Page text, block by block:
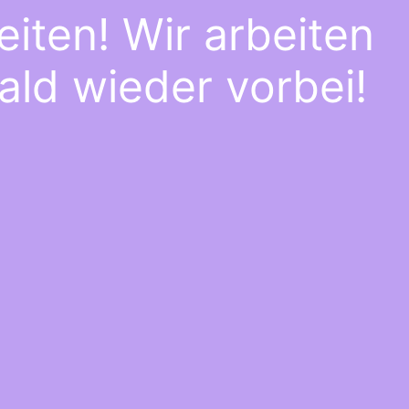
Wir arbeiten
wieder vorbei!